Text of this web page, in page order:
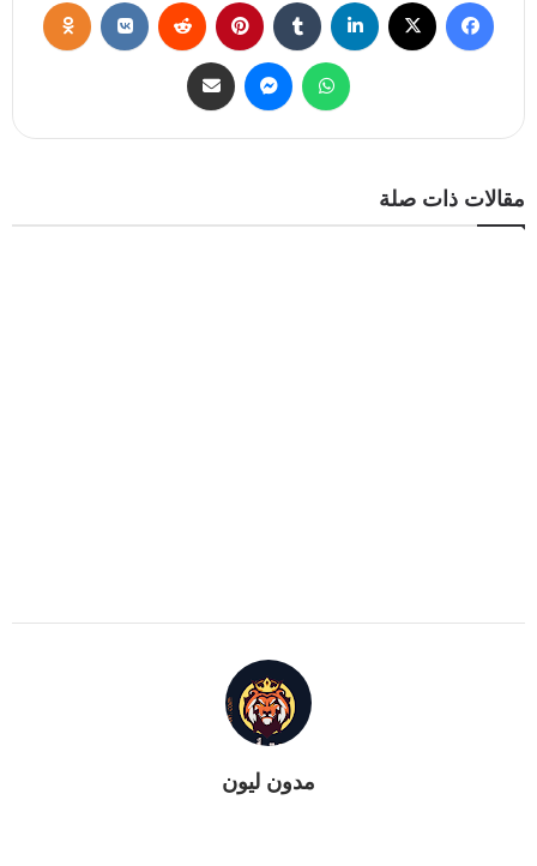
مقالات ذات صلة
مدون ليون